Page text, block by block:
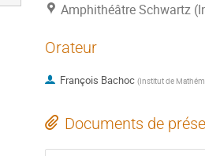
Amphithéâtre Schwartz
Orateur
François Bachoc (Institut de
Documents de